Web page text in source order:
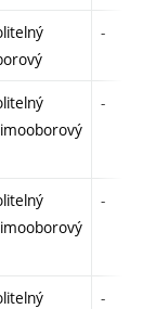
-
-
-
-